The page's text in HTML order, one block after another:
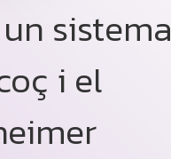
sistema
i el